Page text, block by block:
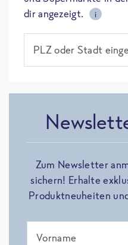
dir angezeigt.
i
PLZ oder Stadt
Zum Newsletter
sichern! Erhalte
Produktneuheiten
Vorname